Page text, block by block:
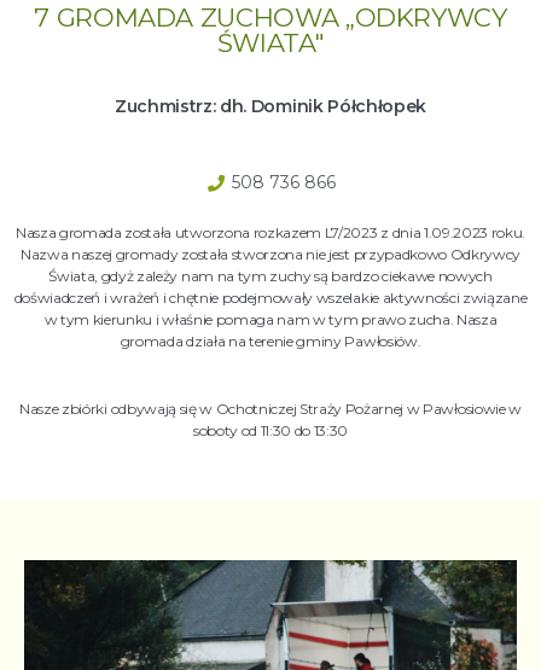
7 GROMADA ZUCHOWA „ODKRYWCY
ŚWIATA"
Zuchmistrz: dh. Dominik Półchłopek
508 736 866
Nasza gromada została utworzona rozkazem L7/2023 z dnia 1.09.2023 roku.
Nazwa naszej gromady została stworzona nie jest przypadkowo Odkrywcy
Świata, gdyż zależy nam na tym zuchy są bardzo ciekawe nowych
doświadczeń i wrażeń i chętnie podejmowały wszelakie aktywności związane
w tym kierunku i właśnie pomaga nam w tym prawo zucha. Nasza
gromada działa na terenie gminy Pawłosiów.
Nasze zbiórki odbywają się w Ochotniczej Straży Pożarnej w Pawłosiowie w
soboty od 11:30 do 13:30